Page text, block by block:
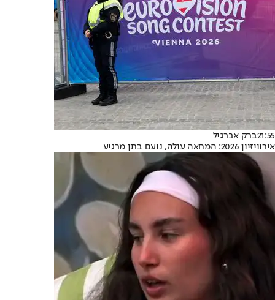
21:55ברק אברגיל
אירוויזיון 2026: המחאה עולה, נועם בתן מרגיע